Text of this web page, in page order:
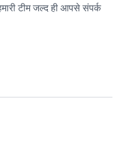
टीम जल्द ही आपसे संपर्क